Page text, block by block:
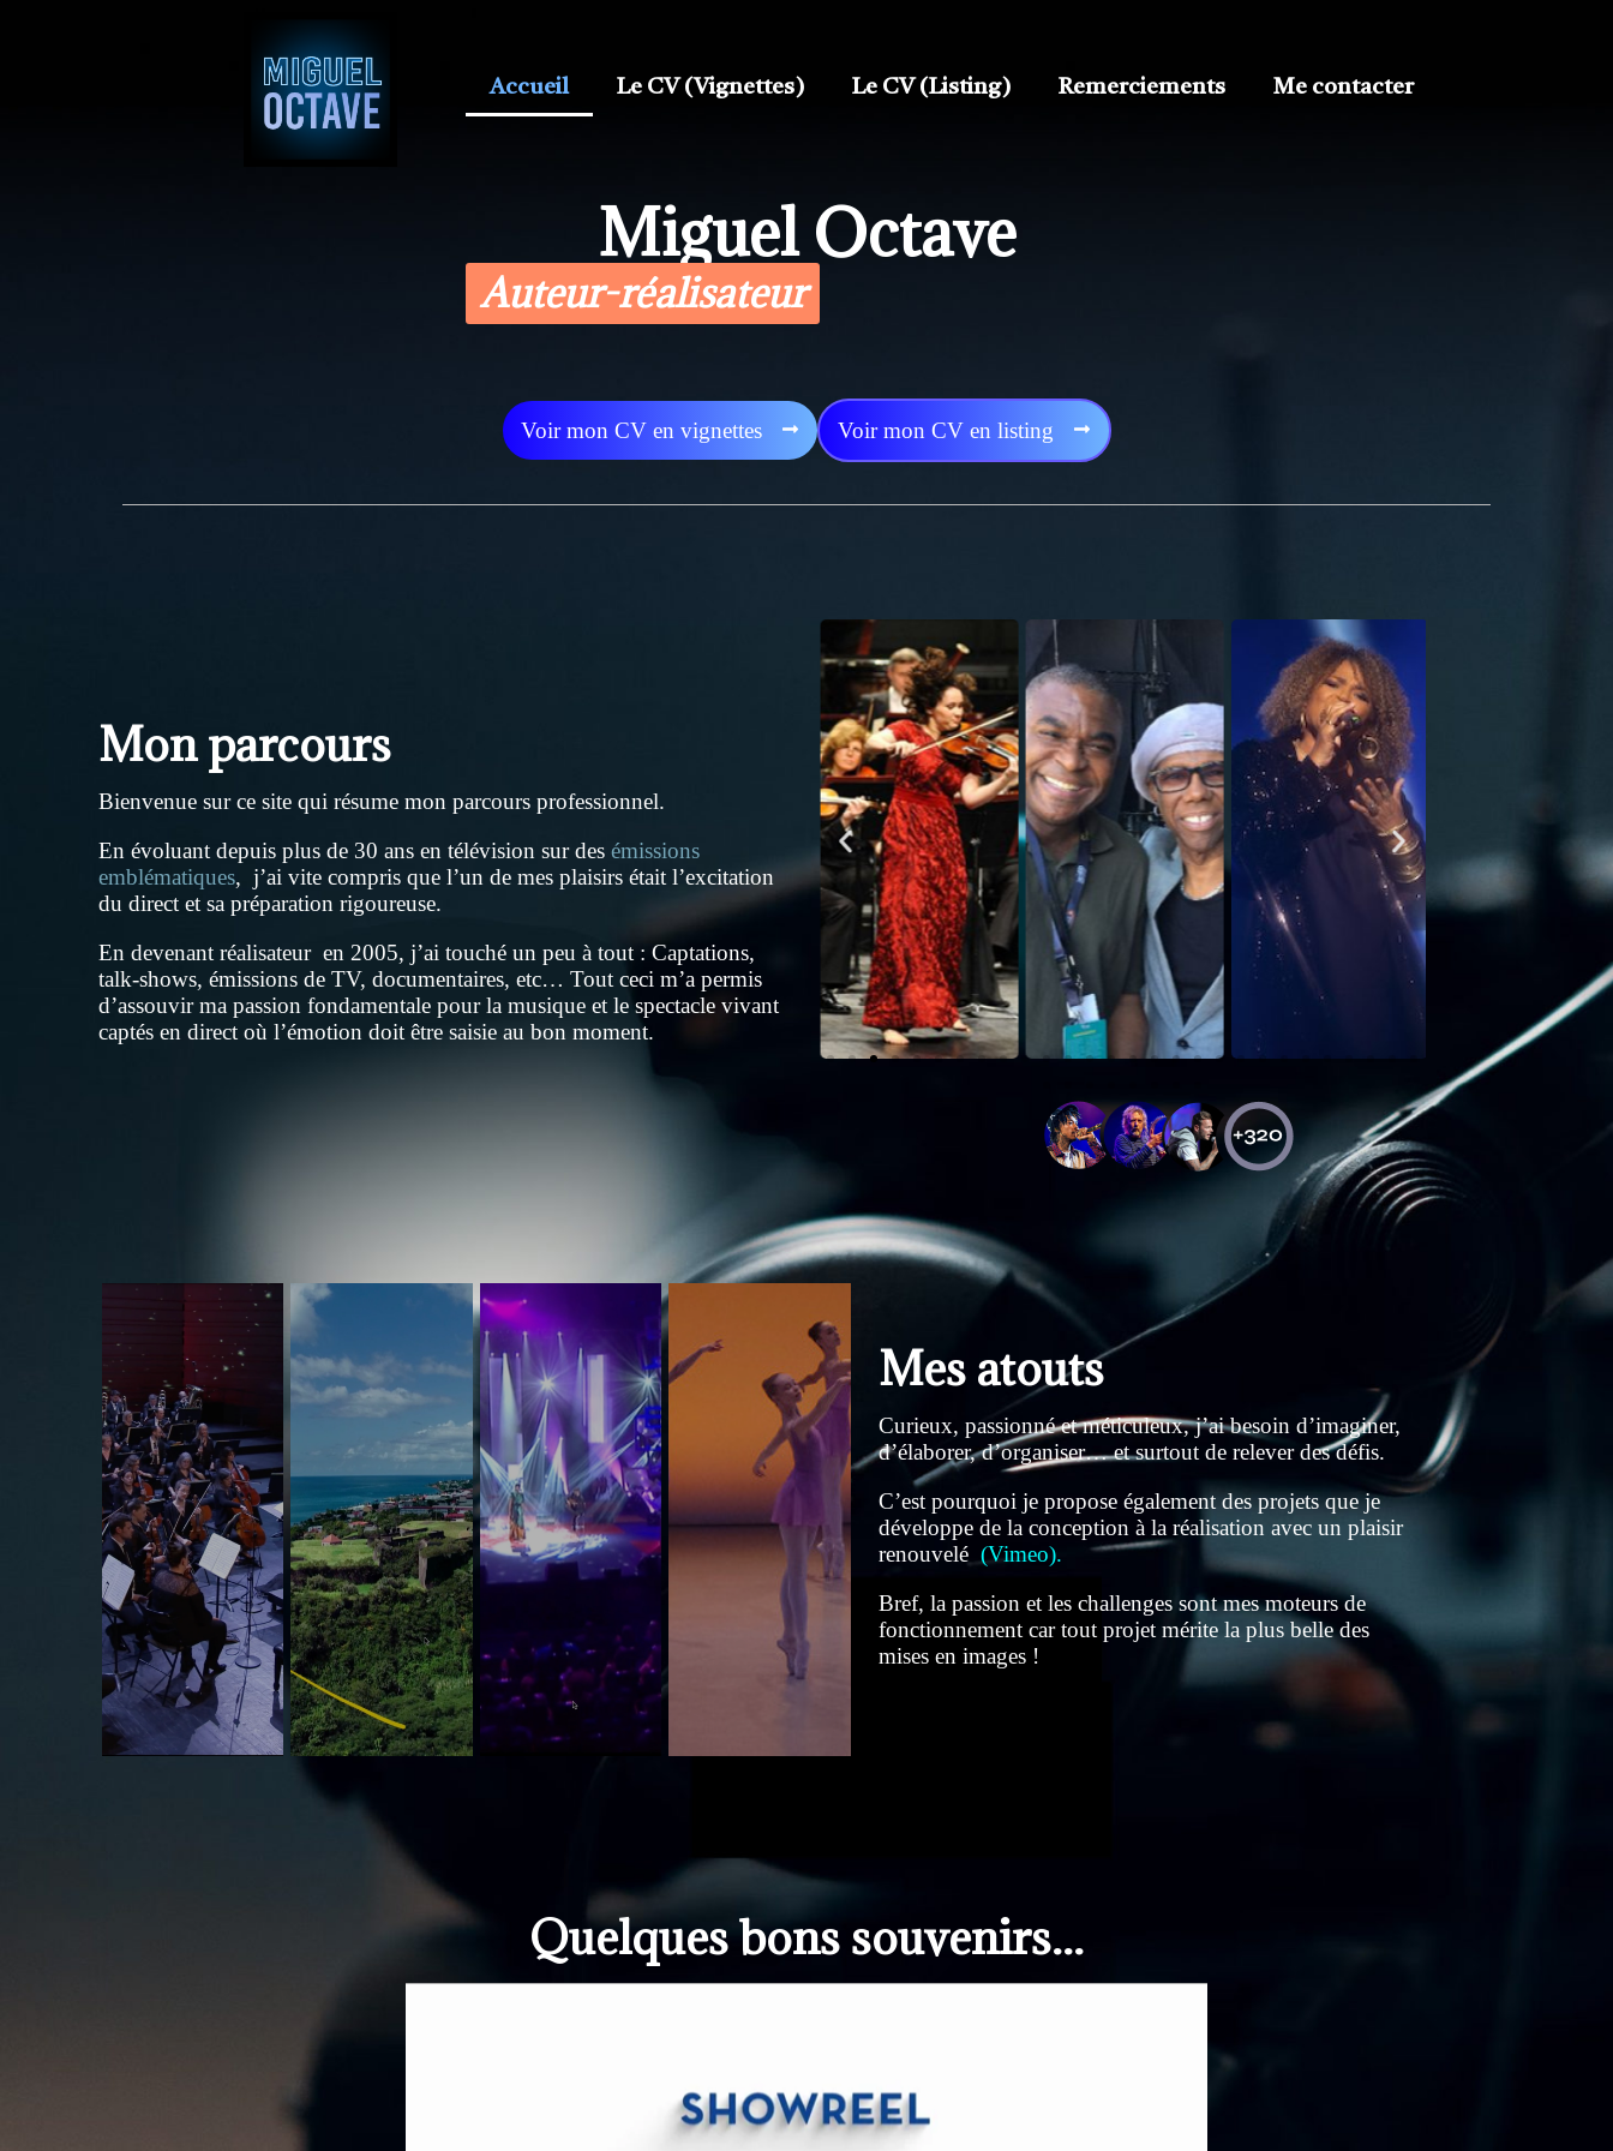
Accueil Le CV (Vignettes) Le CV (Listing) Remerciements Me contacter
Miguel Octave
Auteur-réalisateur
Voir mon CV en vignettes Voir mon CV en listing
Mon parcours
Bienvenue sur ce site qui résume mon parcours professionnel.
En évoluant depuis plus de 30 ans en télévision sur des émissions
emblématiques, j’ai vite compris que l’un de mes plaisirs était l’excitation
du direct et sa préparation rigoureuse.
En devenant réalisateur en 2005, j’ai touché un peu à tout : Captations,
talk-shows, émissions de TV, documentaires, etc… Tout ceci m’a permis
d’assouvir ma passion fondamentale pour la musique et le spectacle vivant
captés en direct où l’émotion doit être saisie au bon moment.
Mes atouts
Curieux, passionné et méticuleux, j’ai besoin d’imaginer,
d’élaborer, d’organiser… et surtout de relever des défis.
C’est pourquoi je propose également des projets que je
développe de la conception à la réalisation avec un plaisir
renouvelé (Vimeo).
Bref, la passion et les challenges sont mes moteurs de
fonctionnement car tout projet mérite la plus belle des
mises en images !
Quelques bons souvenirs...